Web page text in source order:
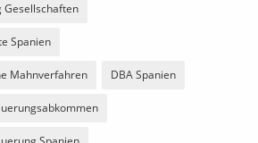
Gesellschaften
Spanien
Mahnverfahren DBA Spanien